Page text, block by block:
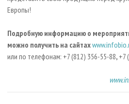
Европы!
Подробную информацию о
можно получить на сайтах
или по телефонам: +7 (812) 356-55-88, +7